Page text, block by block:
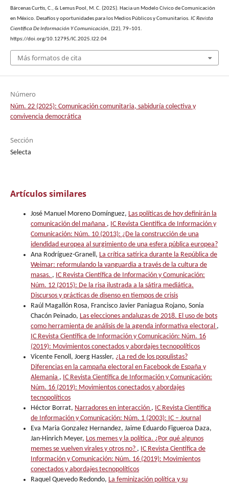
Bárcenas Curtis, C., & Lemus Pool, M. C. (2025). Hacia un Modelo Cívico de Comunicación
en México. Desafíos y oportunidades para los Medios Públicos y Comunitarios. IC Revista
Científica De Información Y Comunicación, (22), 79–101.
https://doi.org/10.12795/IC.2025.I22.04
Más formatos de cita
Número
Núm. 22 (2025): Comunicación comunitaria, sabiduría colectiva y
convivencia democrática
Sección
Selecta
Artículos similares
José Manuel Moreno Domínguez, Las políticas de hoy definirán la
comunicación del mañana , IC Revista Científica de Información y
Comunicación: Núm. 10 (2013): ¿De la construcción de una
idendidad europea al surgimiento de una esfera pública europea?
Ana Rodríguez-Granell, La crítica satírica durante la República de
Weimar: reformulando la vanguardia a través de la cultura de
masas. , IC Revista Científica de Información y Comunicación:
Núm. 12 (2015): De la risa ilustrada a la sátira mediática.
Discursos y prácticas de disenso en tiempos de crisis
Raúl Magallón Rosa, Francisco Javier Paniagua Rojano, Sonia
Chacón Peinado, Las elecciones andaluzas de 2018. El uso de bots
como herramienta de análisis de la agenda informativa electoral ,
IC Revista Científica de Información y Comunicación: Núm. 16
(2019): Movimientos conectados y abordajes tecnopolíticos
Vicente Fenoll, Joerg Hassler, ¿La red de los populistas?
Diferencias en la campaña electoral en Facebook de España y
Alemania , IC Revista Científica de Información y Comunicación:
Núm. 16 (2019): Movimientos conectados y abordajes
tecnopolíticos
Héctor Borrat, Narradores en interacción , IC Revista Científica
de Información y Comunicación: Núm. 1 (2003): IC – Journal
Eva Maria Gonzalez Hernandez, Jaime Eduardo Figueroa Daza,
Jan-Hinrich Meyer, Los memes y la política. ¿Por qué algunos
memes se vuelven virales y otros no? , IC Revista Científica de
Información y Comunicación: Núm. 16 (2019): Movimientos
conectados y abordajes tecnopolíticos
Raquel Quevedo Redondo, La feminización política y su